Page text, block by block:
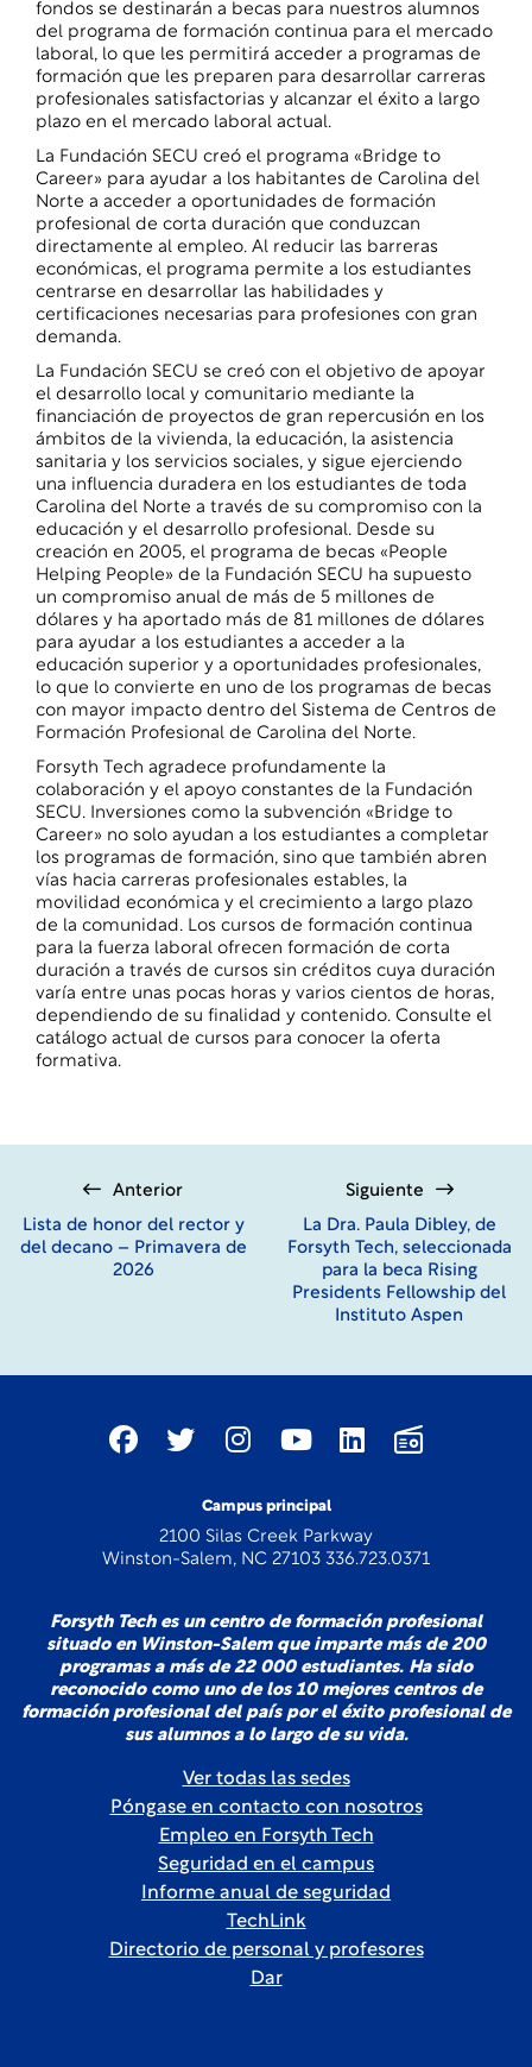
fondos se destinarán a becas para nuestros alumnos
del programa de formación continua para el mercado
laboral, lo que les permitirá acceder a programas de
formación que les preparen para desarrollar carreras
profesionales satisfactorias y alcanzar el éxito a largo
plazo en el mercado laboral actual.
La Fundación SECU creó el programa «Bridge to
Career» para ayudar a los habitantes de Carolina del
Norte a acceder a oportunidades de formación
profesional de corta duración que conduzcan
directamente al empleo. Al reducir las barreras
económicas, el programa permite a los estudiantes
centrarse en desarrollar las habilidades y
certificaciones necesarias para profesiones con gran
demanda.
La Fundación SECU se creó con el objetivo de apoyar
el desarrollo local y comunitario mediante la
financiación de proyectos de gran repercusión en los
ámbitos de la vivienda, la educación, la asistencia
sanitaria y los servicios sociales, y sigue ejerciendo
una influencia duradera en los estudiantes de toda
Carolina del Norte a través de su compromiso con la
educación y el desarrollo profesional. Desde su
creación en 2005, el programa de becas «People
Helping People» de la Fundación SECU ha supuesto
un compromiso anual de más de 5 millones de
dólares y ha aportado más de 81 millones de dólares
para ayudar a los estudiantes a acceder a la
educación superior y a oportunidades profesionales,
lo que lo convierte en uno de los programas de becas
con mayor impacto dentro del Sistema de Centros de
Formación Profesional de Carolina del Norte.
Forsyth Tech agradece profundamente la
colaboración y el apoyo constantes de la Fundación
SECU. Inversiones como la subvención «Bridge to
Career» no solo ayudan a los estudiantes a completar
los programas de formación, sino que también abren
vías hacia carreras profesionales estables, la
movilidad económica y el crecimiento a largo plazo
de la comunidad. Los cursos de formación continua
para la fuerza laboral ofrecen formación de corta
duración a través de cursos sin créditos cuya duración
varía entre unas pocas horas y varios cientos de horas,
dependiendo de su finalidad y contenido. Consulte el
catálogo actual de cursos para conocer la oferta
formativa.
Anterior
Lista de honor del rector y
del decano – Primavera de
2026
Siguiente
La Dra. Paula Dibley, de
Forsyth Tech, seleccionada
para la beca Rising
Presidents Fellowship del
Instituto Aspen
Campus principal
2100 Silas Creek Parkway
Winston-Salem, NC 27103 336.723.0371
Forsyth Tech es un centro de formación profesional
situado en Winston-Salem que imparte más de 200
programas a más de 22 000 estudiantes. Ha sido
reconocido como uno de los 10 mejores centros de
formación profesional del país por el éxito profesional de
sus alumnos a lo largo de su vida.
Ver todas las sedes
Póngase en contacto con nosotros
Empleo en Forsyth Tech
Seguridad en el campus
Informe anual de seguridad
TechLink
Directorio de personal y profesores
Dar